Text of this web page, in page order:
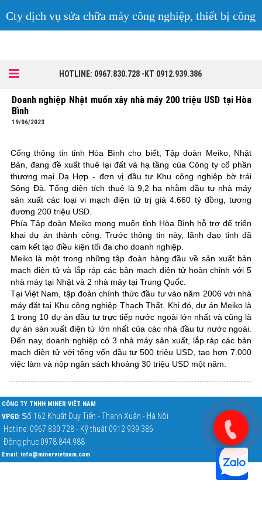
Cty dịch vụ sửa chữa máy công nghiệp, thiết bị công
HOTLINE: 0967.830.728 -KT 0912.939.386
Doanh nghiệp Nhật muốn xây nhà máy 200 triệu USD tại Hòa
Bình
19/06/2023
Cổng thông tin tỉnh Hòa Bình cho biết, Tập đoàn Meiko, Nhật
Bản, đang đề xuất thuê lại đất và hạ tầng của Công ty cổ phần
thương mại Dạ Hợp - đơn vị đầu tư Khu công nghiệp bờ trái
Sông Đà. Tổng diện tích thuê là 9,2 ha nhằm đầu tư nhà máy
sản xuất các loại vi mạch điện tử trị giá 4.660 tỷ đồng, tương
đương 200 triệu USD.
Phía Tập đoàn Meiko mong muốn tỉnh Hòa Bình hỗ trợ để triển
khai dự án thành công. Trước thông tin này, lãnh đạo tỉnh đã
cam kết tạo điều kiện tối đa cho doanh nghiệp.
Meiko là một trong những tập đoàn hàng đầu về sản xuất bản
mạch điện tử và lắp ráp các bản mạch điện tử hoàn chỉnh với 5
nhà máy tại Nhật và 2 nhà máy tại Trung Quốc.
Tại Việt Nam, tập đoàn chính thức đầu tư vào năm 2006 với nhà
máy đặt tại Khu công nghiệp Thạch Thất. Khi đó, dự án Meiko là
1 trong 10 dự án đầu tư trực tiếp nước ngoài lớn nhất và cũng là
dự án sản xuất điện tử lớn nhất của các nhà đầu tư nước ngoài.
Đến nay, doanh nghiệp có 3 nhà máy sản xuất, lắp ráp các bản
mạch điện tử với tổng vốn đầu tư 500 triệu USD, tạo hơn 7.000
việc làm và nộp ngân sách khoảng 30 triệu USD một năm.
CÔNG TY TNHH MINER VIỆT NAM
VPGD: Số 162 Khuất Duy Tiến - Thanh Xuân - Hà Nội
Hotline: 0967.830.728 - Kỹ thuật 0912.939.386
Đồng phục 0978.844.988
Email: info@minervietnam.com